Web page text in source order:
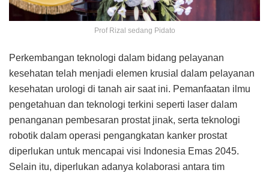
Prof Rizal sedang Pidato
Perkembangan teknologi dalam bidang pelayanan
kesehatan telah menjadi elemen krusial dalam pelayanan
kesehatan urologi di tanah air saat ini. Pemanfaatan ilmu
pengetahuan dan teknologi terkini seperti laser dalam
penanganan pembesaran prostat jinak, serta teknologi
robotik dalam operasi pengangkatan kanker prostat
diperlukan untuk mencapai visi Indonesia Emas 2045.
Selain itu, diperlukan adanya kolaborasi antara tim